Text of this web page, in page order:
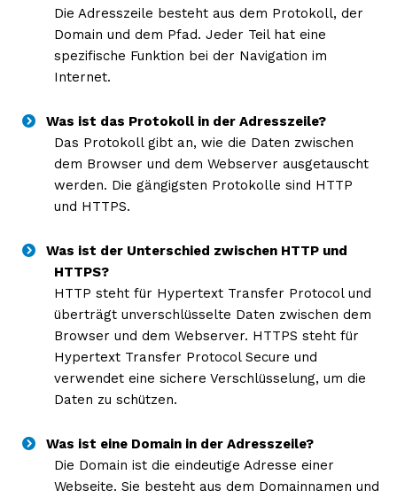
Die Adresszeile besteht aus dem Protokoll, der
Domain und dem Pfad. Jeder Teil hat eine
spezifische Funktion bei der Navigation im
Internet.
Was ist das Protokoll in der Adresszeile?
Das Protokoll gibt an, wie die Daten zwischen
dem Browser und dem Webserver ausgetauscht
werden. Die gängigsten Protokolle sind HTTP
und HTTPS.
Was ist der Unterschied zwischen HTTP und
HTTPS?
HTTP steht für Hypertext Transfer Protocol und
überträgt unverschlüsselte Daten zwischen dem
Browser und dem Webserver. HTTPS steht für
Hypertext Transfer Protocol Secure und
verwendet eine sichere Verschlüsselung, um die
Daten zu schützen.
Was ist eine Domain in der Adresszeile?
Die Domain ist die eindeutige Adresse einer
Webseite. Sie besteht aus dem Domainnamen und